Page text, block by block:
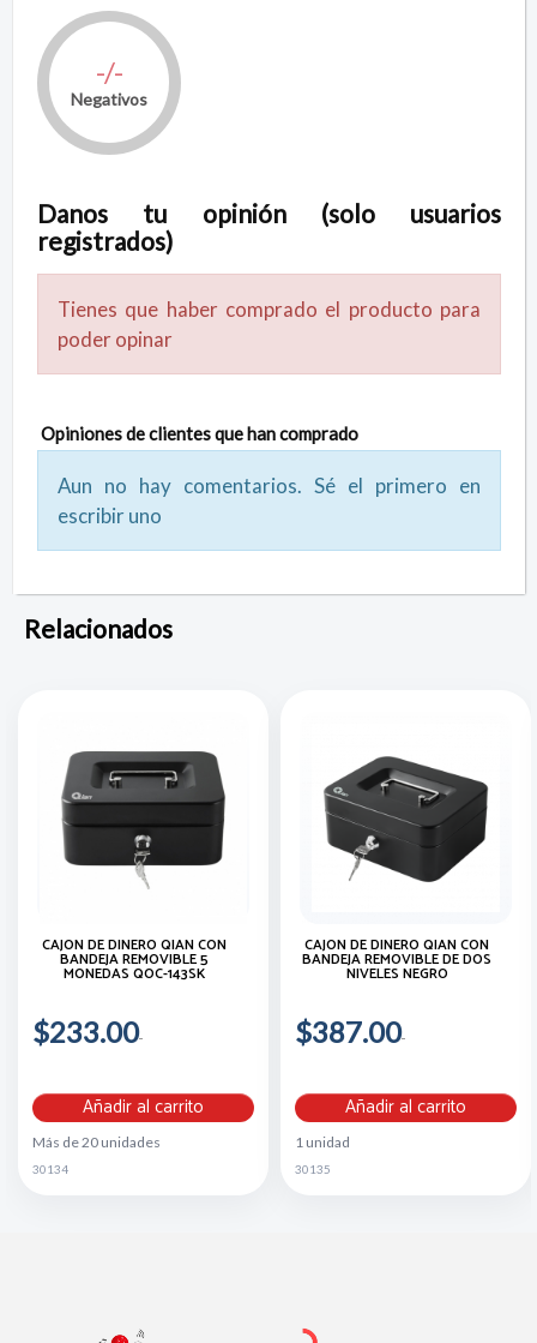
-/-
Negativos
Danos tu opinión (solo usuarios
registrados)
Tienes que haber comprado el producto para
poder opinar
Opiniones de clientes que han comprado
Aun no hay comentarios. Sé el primero en
escribir uno
Relacionados
CAJON DE DINERO QIAN CON
BANDEJA REMOVIBLE 5
MONEDAS QOC-143SK
$233.00
Añadir al carrito
Más de 20 unidades
30134
CAJON DE DINERO QIAN CON
BANDEJA REMOVIBLE DE DOS
NIVELES NEGRO
$387.00
Añadir al carrito
1 unidad
30135